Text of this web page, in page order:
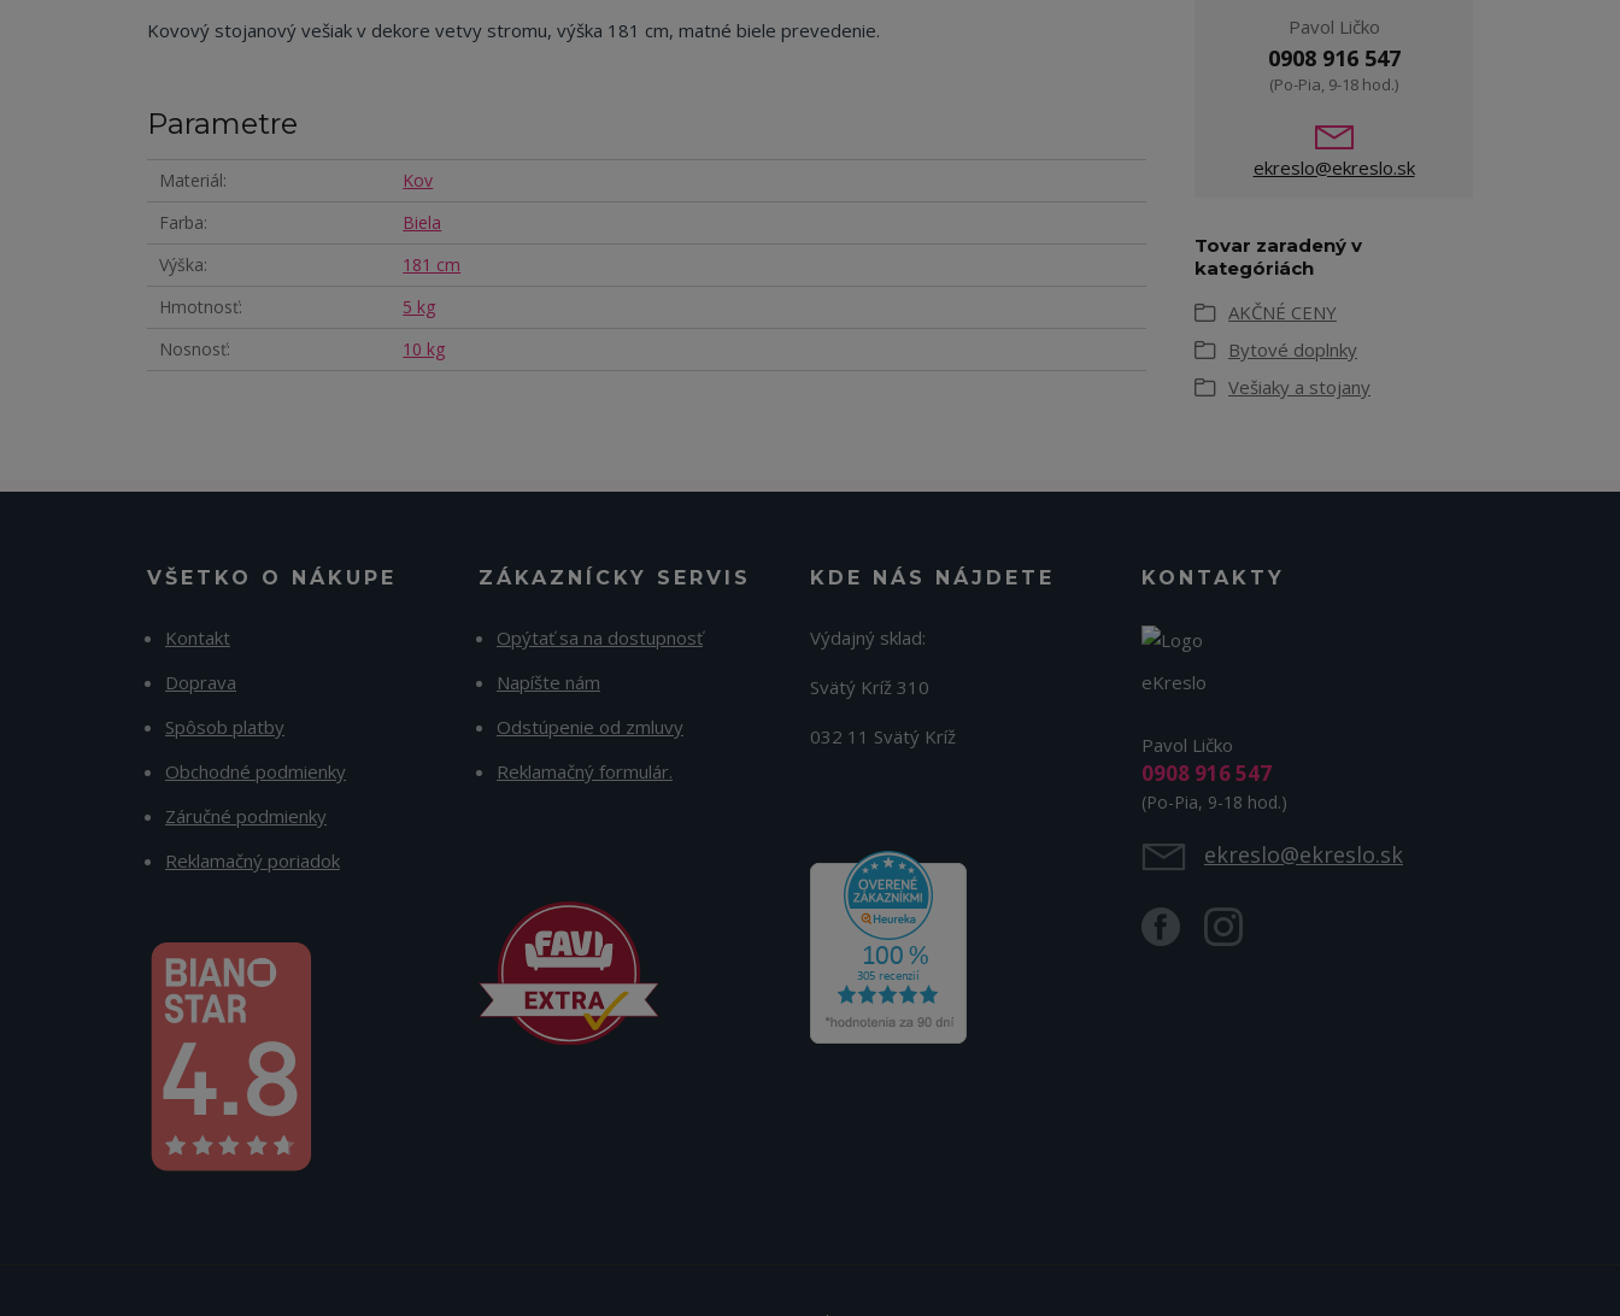
Kovový stojanový vešiak v dekore vetvy stromu, výška 181 cm, matné biele prevedenie.
Parametre
Materiál
Kov
Farba
Biela
Výška
181 cm
Hmotnosť
5 kg
Nosnosť
10 kg
Pavol Ličko
0908 916 547
(Po-Pia, 9-18 hod.)
ekreslo@ekreslo.sk
Tovar zaradený v
kategóriách
AKČNÉ CENY
Bytové doplnky
Vešiaky a stojany
VŠETKO O NÁKUPE
Kontakt
Doprava
Spôsob platby
Obchodné podmienky
Záručné podmienky
Reklamačný poriadok
ZÁKAZNÍCKY SERVIS
Opýtať sa na dostupnosť
Napíšte nám
Odstúpenie od zmluvy
Reklamačný formulár.
KDE NÁS NÁJDETE
Výdajný sklad:
Svätý Kríž 310
032 11 Svätý Kríž
KONTAKTY
eKreslo
Pavol Ličko
0908 916 547
(Po-Pia, 9-18 hod.)
ekreslo@ekreslo.sk